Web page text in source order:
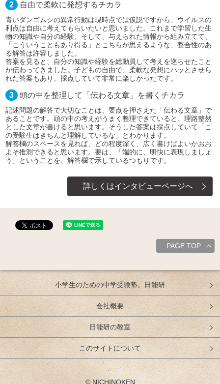
2 自由で柔軟に発想するチカラ
青いダンゴムシの異常行動は現時点では仮説ですから、ウイルスの
利点は自由に考えてもらいたいと思いました。これまで学習した生
物の知識や自分の経験、そして、与えられた情報から組み立てて、
「こういうこともあり得る」とこちらが思えるような、整合性のあ
る解答は許容しました。
答案を見ると、自分の知識や経験を総動員して考えを巡らせたこと
が伝わってきました。子どもの自由で、柔軟な発想にハッとさせら
れた答案もあり、採点していて非常に楽しかったです。
3 頭の中を整理して「伝わる文章」を書くチカラ
記述問題の解答で大切なことは、要点を押さえた「伝わる文章」で
あることです。頭の中の考えがうまく整理できていると、理路整然
とした文章が書けると思います。そうした答案は採点していて「こ
の受験生はきちんと理解しているな」とわかります。
解答欄のスペースを見れば、どの程度深く、広く書けばよいかおお
よそ推測できると思います。要は、「端的に、明快に表現しましょ
う」ということを、解答欄で示しているつもりです。
詳しくはインタビューページへ
PAGE TOP
小学生のための中学受験塾。日能研
会社概要
日能研の教室
このサイトについて
© NICHINOKEN